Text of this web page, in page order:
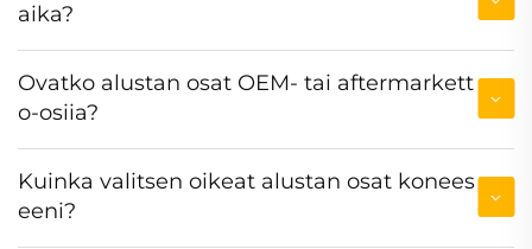
aika?
Ovatko alustan osat OEM- tai aftermarkett
o-osiia?
Kuinka valitsen oikeat alustan osat konees
eeni?